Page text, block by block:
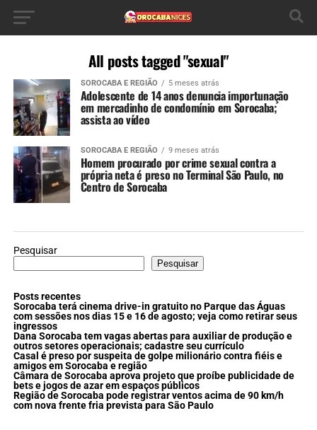
All posts tagged "sexual"
SOROCABA E REGIÃO 5 meses atrás
Adolescente de 14 anos denuncia importunação
em mercadinho de condomínio em Sorocaba;
assista ao vídeo
SOROCABA E REGIÃO 9 meses atrás
Homem procurado por crime sexual contra a
própria neta é preso no Terminal São Paulo, no
Centro de Sorocaba
Pesquisar
Pesquisar
Posts recentes
Sorocaba terá cinema drive-in gratuito no Parque das Águas
com sessões nos dias 15 e 16 de agosto; veja como retirar seus
ingressos
Dana Sorocaba tem vagas abertas para auxiliar de produção e
outros setores operacionais; cadastre seu currículo
Casal é preso por suspeita de golpe milionário contra fiéis e
amigos em Sorocaba e região
Câmara de Sorocaba aprova projeto que proíbe publicidade de
bets e jogos de azar em espaços públicos
Região de Sorocaba pode registrar ventos acima de 90 km/h
com nova frente fria prevista para São Paulo